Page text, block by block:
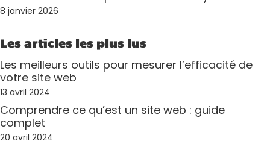
8 janvier 2026
Les articles les plus lus
Les meilleurs outils pour mesurer l’efficacité de
votre site web
13 avril 2024
Comprendre ce qu’est un site web : guide
complet
20 avril 2024